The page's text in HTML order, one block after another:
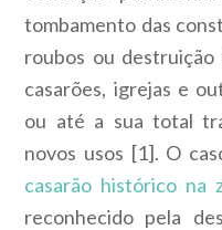
tombamento das
roubos ou
casarões, igrejas e
ou até a sua total
novos usos [1]. O
casarão histórico na
reconhecido pela